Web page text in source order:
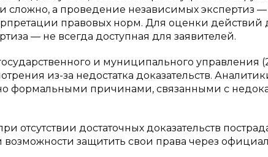
сложно, а проведение независимых экспертиз —
правовых норм. Для оценки действий
— не всегда доступная для заявителей.
и муниципального управления
из-за недостатка доказательств.
формальными причинами, связанными с
отсутствии достаточных доказательств
защитить свои права через